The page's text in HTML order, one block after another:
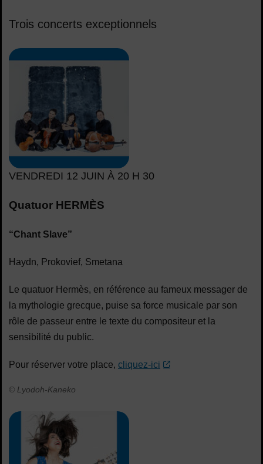
Trois concerts exceptionnels
VENDREDI 12 JUIN À 20 H 30
Quatuor HERMÈS
“Chant Slave”
Haydn, Prokovief, Smetana
Le quatuor Hermès, en référence au fameux messager de
la mythologie grecque, puise sa force musicale par son
rôle de passeur entre le texte du compositeur et la
sensibilité du public.
Pour réserver votre place, cliquez-ici
© Lyodoh-Kaneko